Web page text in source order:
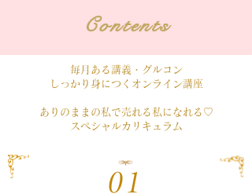
Contents
毎月ある講義・グルコン
しっかり身につくオンライン講座
ありのままの私で売れる私になれる♡
スペシャルカリキュラム